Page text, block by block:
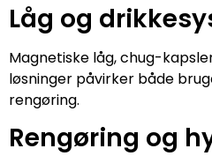
Låg og
Magnetiske låg, chug-
løsninger påvirker både
rengøring.
Rengøring og